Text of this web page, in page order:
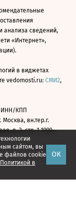
сайтом, вы
файлов cookie
Политикой в
ОК
анализа сведений,
«Интернет»,
в виджетах
vedomosti.ru: СМИ2,
ИНН/КПП
Москва, вн.тер.г.
д. 3, стр. 1 1999—